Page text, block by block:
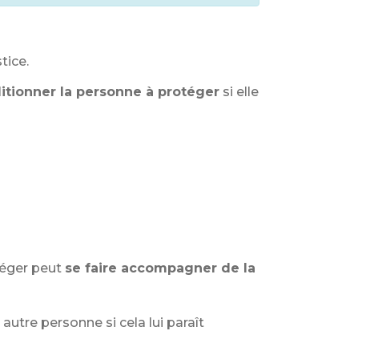
la personne à protéger si elle
peut se faire accompagner de la
personne si cela lui paraît